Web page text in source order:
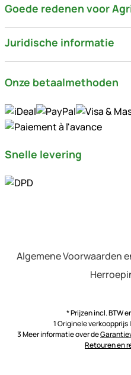
Goede redenen voor
Juridische informatie
Onze betaalmethoden
Snelle levering
Algemene Voorwaarden
* Prijzen incl. BTW
1 Originele
3 Meer informatie over de
Retouren en